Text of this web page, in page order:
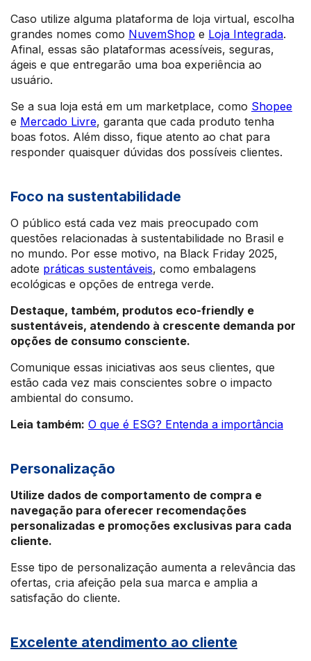
Caso utilize alguma plataforma de loja virtual, escolha
grandes nomes como NuvemShop e Loja Integrada.
Afinal, essas são plataformas acessíveis, seguras,
ágeis e que entregarão uma boa experiência ao
usuário.
Se a sua loja está em um marketplace, como Shopee
e Mercado Livre, garanta que cada produto tenha
boas fotos. Além disso, fique atento ao chat para
responder quaisquer dúvidas dos possíveis clientes.
Foco na sustentabilidade
O público está cada vez mais preocupado com
questões relacionadas à sustentabilidade no Brasil e
no mundo. Por esse motivo, na Black Friday 2025,
adote práticas sustentáveis, como embalagens
ecológicas e opções de entrega verde.
Destaque, também, produtos eco-friendly e
sustentáveis, atendendo à crescente demanda por
opções de consumo consciente.
Comunique essas iniciativas aos seus clientes, que
estão cada vez mais conscientes sobre o impacto
ambiental do consumo.
Leia também: O que é ESG? Entenda a importância
Personalização
Utilize dados de comportamento de compra e
navegação para oferecer recomendações
personalizadas e promoções exclusivas para cada
cliente.
Esse tipo de personalização aumenta a relevância das
ofertas, cria afeição pela sua marca e amplia a
satisfação do cliente.
Excelente atendimento ao cliente